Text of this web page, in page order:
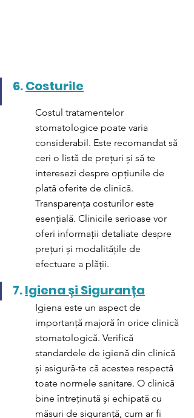
6. Costurile
Costul tratamentelor
stomatologice poate varia
considerabil. Este recomandat să
ceri o listă de prețuri și să te
interesezi despre opțiunile de
plată oferite de clinică.
Transparența costurilor este
esențială. Clinicile serioase vor
oferi informații detaliate despre
prețuri și modalitățile de
efectuare a plății.
7. Igiena și Siguranța
Igiena este un aspect de
importanță majoră în orice clinică
stomatologică. Verifică
standardele de igienă din clinică
și asigură-te că acestea respectă
toate normele sanitare. O clinică
bine întreținută și echipată cu
măsuri de siguranță, cum ar fi